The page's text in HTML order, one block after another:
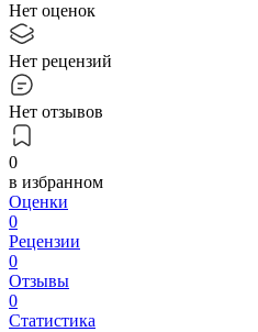
Нет оценок
Нет рецензий
Нет отзывов
0
в избранном
Оценки
0
Рецензии
0
Отзывы
0
Статистика